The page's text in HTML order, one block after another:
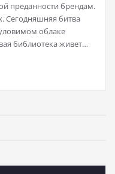
преданности брендам.
Сегодняшняя битва
облаке
библиотека живет…